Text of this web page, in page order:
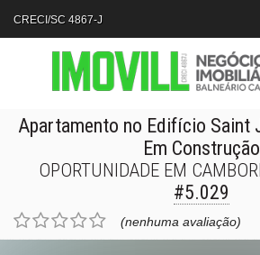
CRECI/SC 4867-J
Apartamento no Edifício Saint
Em Construção
OPORTUNIDADE EM
#5.029
(nenhuma avaliação)